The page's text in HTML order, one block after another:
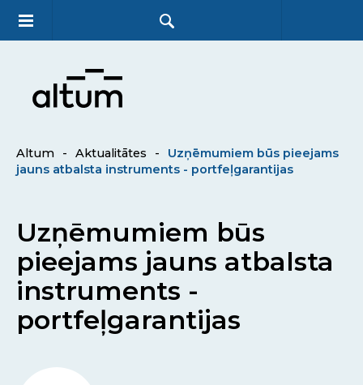
Altum - Aktualitātes -
Uzņēmumiem būs pieejams
jauns atbalsta instruments - portfeļgarantijas
Uzņēmumiem būs
pieejams jauns atbalsta
instruments -
portfeļgarantijas